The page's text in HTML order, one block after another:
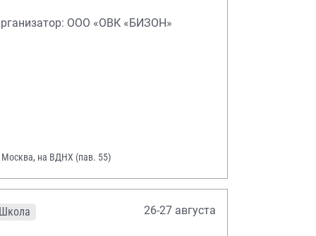
ООО «ОВК «БИЗОН»
Москва, на ВДНХ (пав. 55)
Школа 26-27 августа